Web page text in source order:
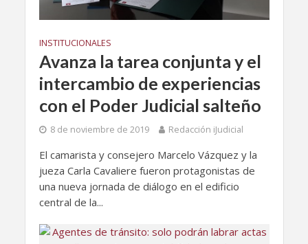
INSTITUCIONALES
Avanza la tarea conjunta y el
intercambio de experiencias
con el Poder Judicial salteño
8 de noviembre de 2019 Redacción iJudicial
El camarista y consejero Marcelo Vázquez y la
jueza Carla Cavaliere fueron protagonistas de
una nueva jornada de diálogo en el edificio
central de la...